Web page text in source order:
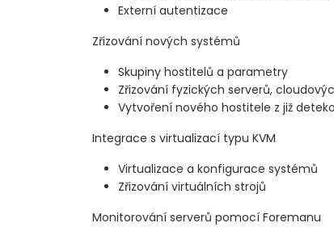
Externí autentizace
Zřizování nových systémů
Skupiny hostitelů a parametry
Zřizování fyzických serverů,
Vytvoření nového hostitele z již
Integrace s virtualizací typu KVM
Virtualizace a konfigurace systémů
Zřizování virtuálních strojů
Monitorování serverů pomocí Foremanu